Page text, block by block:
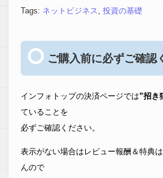
Tags: ネットビジネス, 投資の基礎
ご購入前に必ずご確認
インフォトップの決済ページでは”招き
ていることを
必ずご確認ください。
表示がない場合はレビュー報酬＆特典
んので